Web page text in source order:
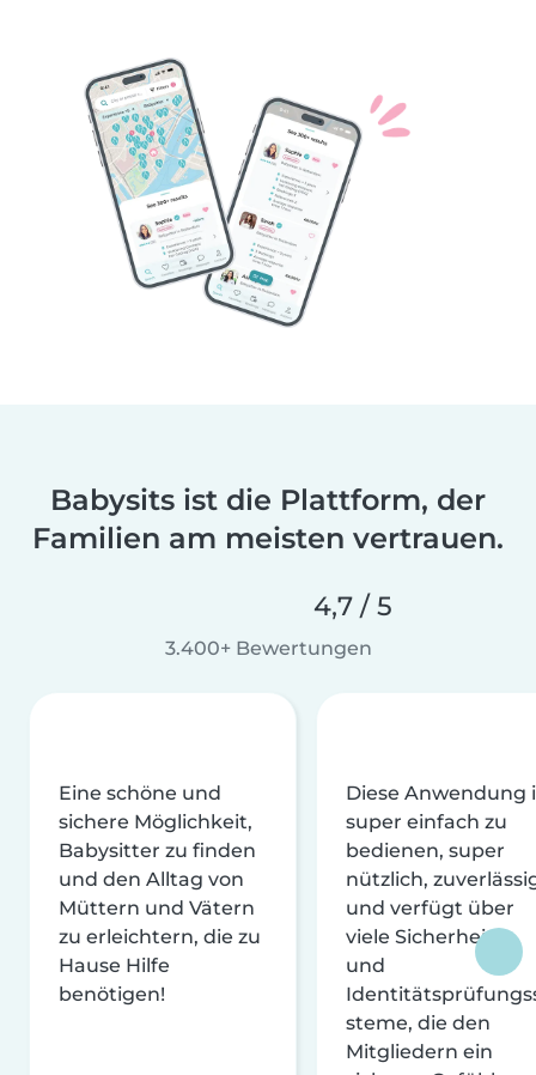
Babysits ist die Plattform, der
Familien am meisten vertrauen.
4,7 / 5
3.400+ Bewertungen
Eine schöne und
sichere Möglichkeit,
Babysitter zu finden
und den Alltag von
Müttern und Vätern
zu erleichtern, die zu
Hause Hilfe
benötigen!
Diese Anwendung
super einfach zu
bedienen, super
nützlich,
und verfügt über
viele Sicherheits-
und
steme, die den
Mitgliedern ein